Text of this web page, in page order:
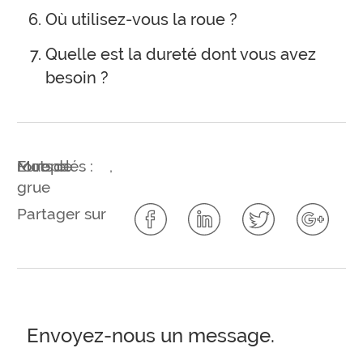
Où utilisez-vous la roue ?
Quelle est la dureté dont vous avez
besoin ?
Mots clés :
roue de
grue
,
Europe
Partager sur
Envoyez-nous un message.